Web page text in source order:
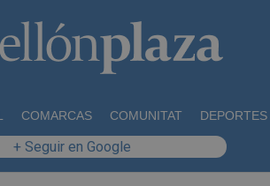
COMARCAS COMUNITAT DEPORTES
+ Seguir en Google